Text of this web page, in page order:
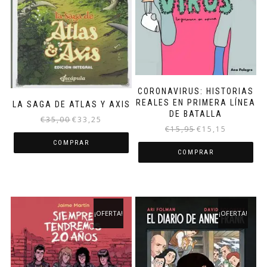
LA SAGA DE ATLAS Y AXIS
€35,00 El
precio
original
era:
€33,25
precio
es:
COMPRAR
CORONAVIRUS: HISTORIAS
REALES EN PRIMERA LÍNEA
DE BATALLA
€15,95 El
original
era:
€15,15
es:
COMPRAR
¡OFERTA! ¡OFERTA!